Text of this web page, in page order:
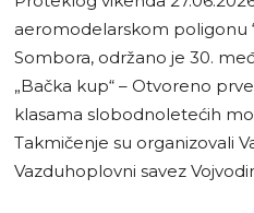
aeromodelarskom poligonu
Sombora, održano je 30.
„Bačka kup“ – Otvoreno
klasama slobodnoletećih
Takmičenje su organizovali
Vazduhoplovni savez